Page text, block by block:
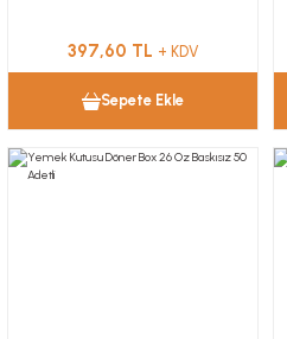
397,60 TL + KDV
Sepete Ekle